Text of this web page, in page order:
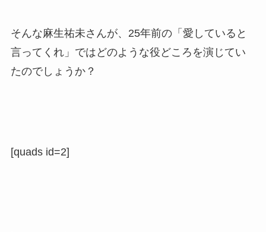
そんな麻生祐未さんが、25年前の「愛していると
言ってくれ」ではどのような役どころを演じてい
たのでしょうか？
[quads id=2]